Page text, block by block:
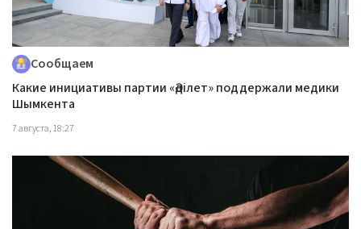
Сообщаем
Какие инициативы партии «Әділет» поддержали медики
Шымкента
7 августа, 18:27